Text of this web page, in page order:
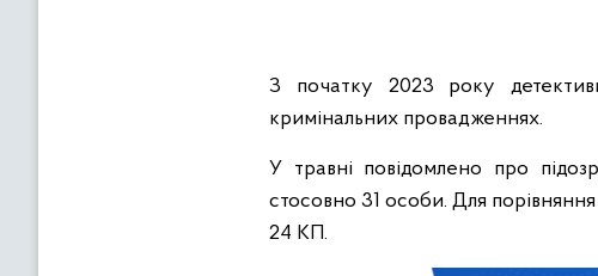
З початку 2023 року
кримінальних провадженнях.
У травні повідомлено про
стосовно 31 особи. Для
24 КП.